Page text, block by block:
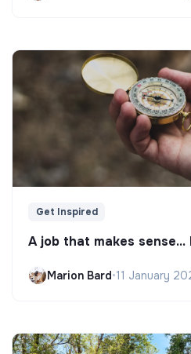
Get Inspired
A job that makes
Marion Bard•11 January